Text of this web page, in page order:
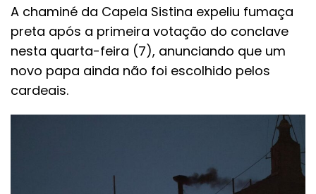
A chaminé da Capela Sistina expeliu fumaça
preta após a primeira votação do conclave
nesta quarta-feira (7), anunciando que um
novo papa ainda não foi escolhido pelos
cardeais.